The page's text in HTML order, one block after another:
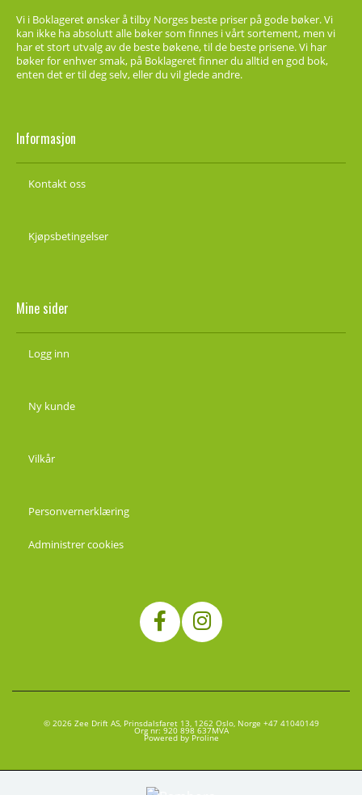
Vi i Boklageret ønsker å tilby Norges beste priser på gode bøker. Vi
kan ikke ha absolutt alle bøker som finnes i vårt sortement, men vi
har et stort utvalg av de beste bøkene, til de beste prisene. Vi har
bøker for enhver smak, på Boklageret finner du alltid en god bok,
enten det er til deg selv, eller du vil glede andre.
Informasjon
Kontakt oss
Kjøpsbetingelser
Mine sider
Logg inn
Ny kunde
Vilkår
Personvernerklæring
Administrer cookies
© 2026 Zee Drift AS, Prinsdalsfaret 13, 1262 Oslo, Norge +47 41040149
Org nr: 920 898 637MVA
Powered by Proline